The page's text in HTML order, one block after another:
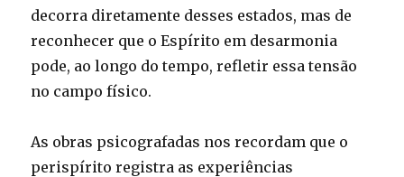
decorra diretamente desses estados, mas de
reconhecer que o Espírito em desarmonia
pode, ao longo do tempo, refletir essa tensão
no campo físico.
As obras psicografadas nos recordam que o
perispírito registra as experiências